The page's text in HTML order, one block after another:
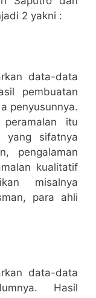
2 yakni :
data-data
pembuatan
penyusunnya.
itu
yang sifatnya
pengalaman
kualitatif
misalnya
para ahli
data-data
Hasil